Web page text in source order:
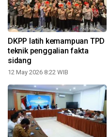
DKPP latih kemampuan TPD
teknik penggalian fakta
sidang
12 May 2026 8:22 WIB